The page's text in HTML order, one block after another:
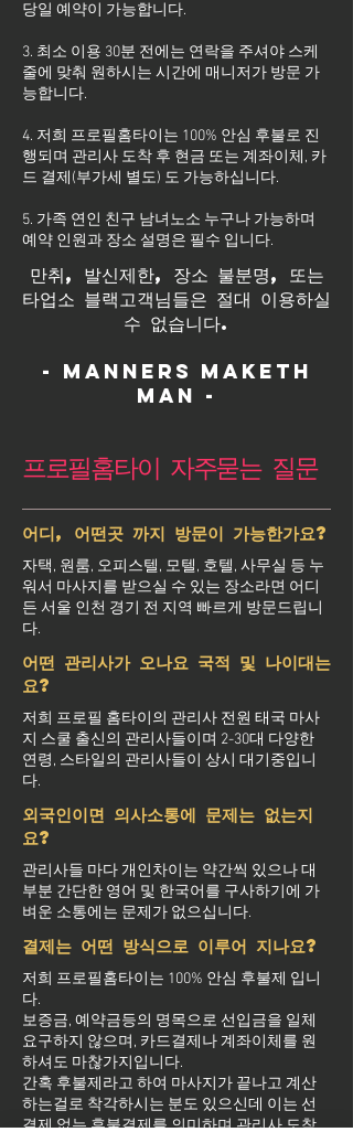
당일 예약이 가능합니다.
3. 최소 이용 30분 전에는 연락을 주셔야 스케
줄에 맞춰 원하시는 시간에 매니저가 방문 가
능합니다.
4. 저희 프로필홈타이는 100% 안심 후불로 진
행되며 관리사 도착 후 현금 또는 계좌이체, 카
드 결제(부가세 별도) 도 가능하십니다.
5. 가족 연인 친구 남녀노소 누구나 가능하며
예약 인원과 장소 설명은 필수 입니다.
만취, 발신제한, 장소 불분명, 또는
타업소 블랙고객님들은 절대 이용하실
수 없습니다.
- Manners maketh
man -
프로필홈타이 자주묻는 질문
어디, 어떤곳 까지 방문이 가능한가요?
자택, 원룸, 오피스텔, 모텔, 호텔, 사무실 등 누
워서 마사지를 받으실 수 있는 장소라면 어디
든 서울 인천 경기 전 지역 빠르게 방문드립니
다.
어떤 관리사가 오나요 국적 및 나이대는
요?
저희 프로필 홈타이의 관리사 전원 태국 마사
지 스쿨 출신의 관리사들이며 2-30대 다양한
연령, 스타일의 관리사들이 상시 대기중입니
다.
외국인이면 의사소통에 문제는 없는지
요?
관리사들 마다 개인차이는 약간씩 있으나 대
부분 간단한 영어 및 한국어를 구사하기에 가
벼운 소통에는 문제가 없으십니다.
결제는 어떤 방식으로 이루어 지나요?
저희 프로필홈타이는 100% 안심 후불제 입니
다.
보증금, 예약금등의 명목으로 선입금을 일체
요구하지 않으며, 카드결제나 계좌이체를 원
하셔도 마찮가지입니다.
간혹 후불제라고 하여 마사지가 끝나고 계산
하는걸로 착각하시는 분도 있으신데 이는 선
결제 없는 후불결제를 의미하며 관리사 도착